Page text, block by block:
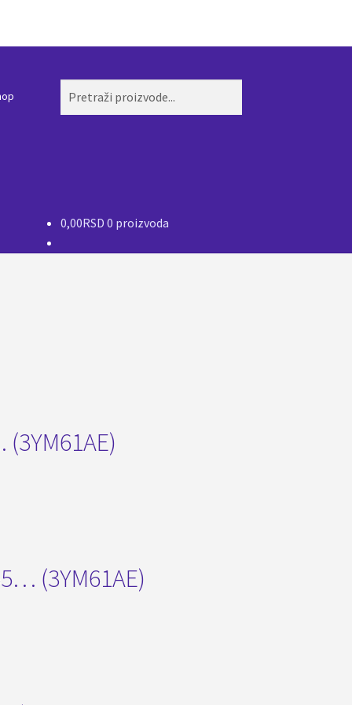
Pretraži:
0,00RSD 0 proizvoda
(3YM61AE)